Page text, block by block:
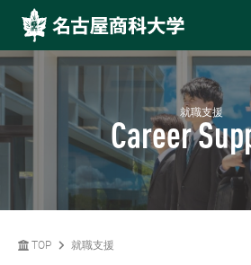
就職支援
Career
TOP 就職支援